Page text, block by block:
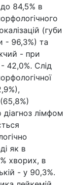
84,5% в
(губи
- 96,3%) та
- при
42,0%. Слід
лімфом
як в
хворих, в
- у 90,3%.